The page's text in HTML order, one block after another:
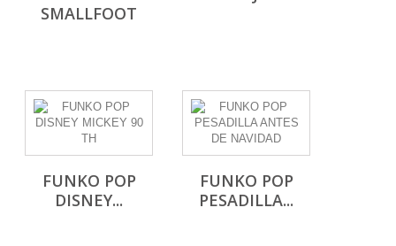
SMALLFOOT
FUNKO POP
DISNEY...
FUNKO POP
PESADILLA...